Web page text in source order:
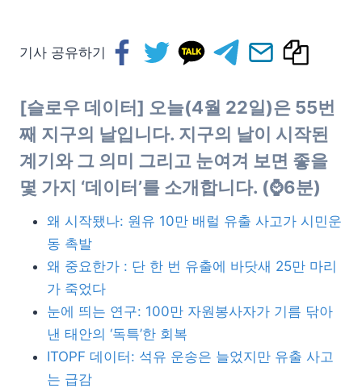
기사 공유하기
[슬로우 데이터] 오늘(4월 22일)은 55번
째 지구의 날입니다. 지구의 날이 시작된
계기와 그 의미 그리고 눈여겨 보면 좋을
몇 가지 ‘데이터’를 소개합니다. (⌚6분)
왜 시작됐나: 원유 10만 배럴 유출 사고가 시민운
동 촉발
왜 중요한가 : 단 한 번 유출에 바닷새 25만 마리
가 죽었다
눈에 띄는 연구: 100만 자원봉사자가 기름 닦아
낸 태안의 ‘독특’한 회복
ITOPF 데이터: 석유 운송은 늘었지만 유출 사고
는 급감